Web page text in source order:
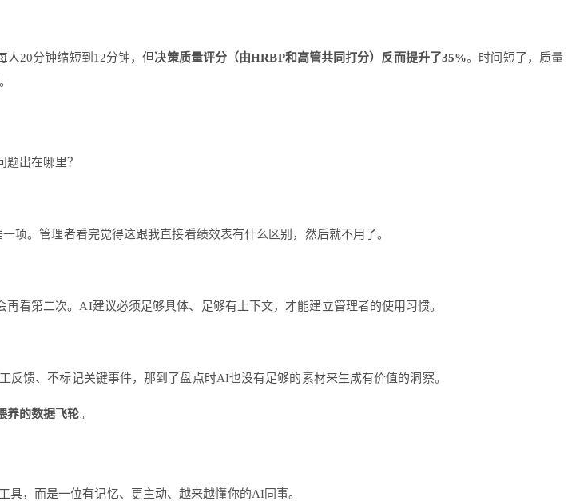
人20分钟缩短到12分钟，但决策质量评分（由HRBP和高管共同打分）反而提升了35%。时间短了，质量
出在哪里？
项。管理者看完觉得这跟我直接看绩效表有什么区别，然后就不用了。
看第二次。AI建议必须足够具体、足够有上下文，才能建立管理者的使用习惯。
馈、不标记关键事件，那到了盘点时AI也没有足够的素材来生成有价值的洞察。
养的数据飞轮。
，而是一位有记忆、更主动、越来越懂你的AI同事。